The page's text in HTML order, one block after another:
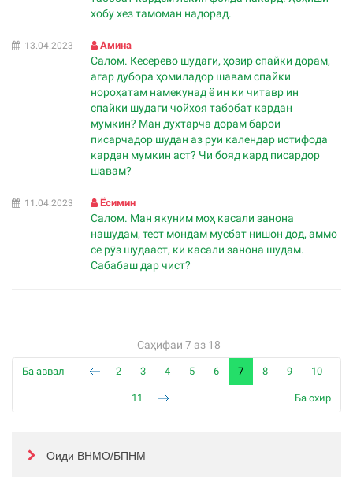
хобу хез тамоман надорад.
13.04.2023 Амина
Салом. Кесерево шудаги, ҳозир спайки дорам,
агар дубора ҳомиладор шавам спайки
нороҳатам намекунад ё ин ки читавр ин
спайки шудаги чойхоя табобат кардан
мумкин? Ман духтарча дорам барои
писарчадор шудан аз руи календар истифода
кардан мумкин аст? Чи бояд кард писардор
шавам?
11.04.2023 Ёсимин
Салом. Ман якуним моҳ касали занона
нашудам, тест мондам мусбат нишон дод, аммо
се рӯз шудааст, ки касали занона шудам.
Сабабаш дар чист?
Саҳифаи 7 аз 18
Ба аввал 2 3 4 5 6 7 8 9 10
11 Ба охир
Оиди ВНМО/БПНМ